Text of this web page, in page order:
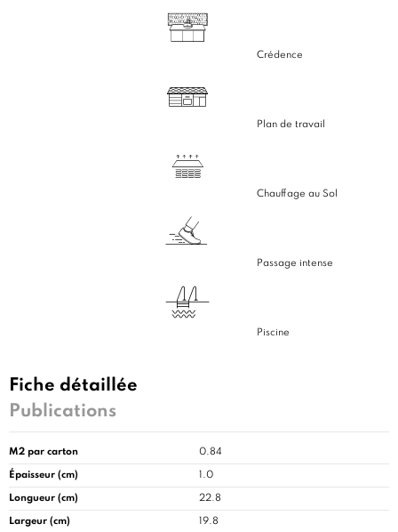
Crédence
Plan de travail
Chauffage au Sol
Passage intense
Piscine
Fiche détaillée
Publications
M2 par carton 0.84
Épaisseur (cm) 1.0
Longueur (cm) 22.8
Largeur (cm) 19.8